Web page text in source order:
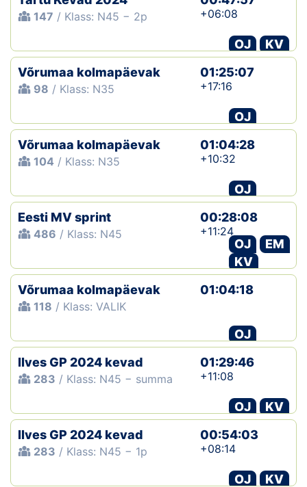
147 / Klass: N45 − 2p +06:08
OJ
KV
Võrumaa kolmapäevak
98 / Klass: N35
01:25:07
+17:16
OJ
Võrumaa kolmapäevak
104 / Klass: N35
01:04:28
+10:32
OJ
Eesti MV sprint
486 / Klass: N45
00:28:08
+11:24
OJ
EM
KV
Võrumaa kolmapäevak
118 / Klass: VALIK
01:04:18
OJ
Ilves GP 2024 kevad
283 / Klass: N45 − summa
01:29:46
+11:08
OJ
KV
Ilves GP 2024 kevad
283 / Klass: N45 − 1p
00:54:03
+08:14
OJ
KV